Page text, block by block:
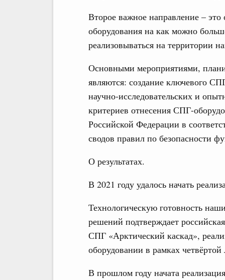
Второе важное направление – это
оборудования на как можно
реализовываться на территории
Основными мероприятиями,
являются: создание ключевого
научно-исследовательских и
критериев отнесения СПГ-
Российской Федерации в
сводов правил по безопасности
О результатах.
В 2021 году удалось начать
Технологическую готовность
решений подтверждает
СПГ «Арктический каскад»,
оборудовании в рамках
В прошлом году начата